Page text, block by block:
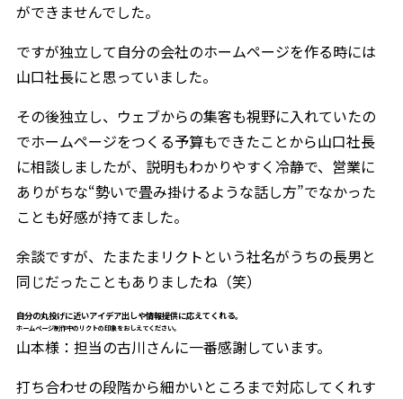
ができませんでした。
ですが独立して自分の会社のホームページを作る時には
山口社長にと思っていました。
その後独立し、ウェブからの集客も視野に入れていたの
でホームページをつくる予算もできたことから山口社長
に相談しましたが、説明もわかりやすく冷静で、営業に
ありがちな“勢いで畳み掛けるような話し方”でなかった
ことも好感が持てました。
余談ですが、たまたまリクトという社名がうちの長男と
同じだったこともありましたね（笑）
自分の丸投げに近いアイデア出しや情報提供に応えてくれる。
ホームページ制作中のリクトの印象をおしえてください。
山本様：担当の古川さんに一番感謝しています。
打ち合わせの段階から細かいところまで対応してくれす